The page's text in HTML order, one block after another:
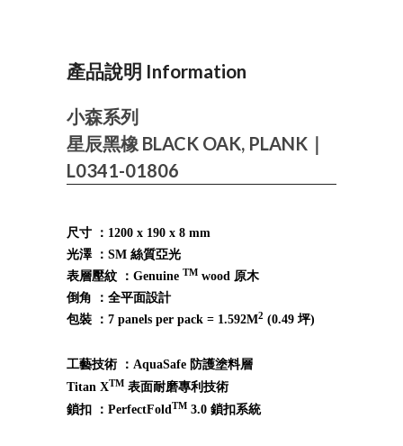
產品說明 Information
小森系列
星辰黑橡 BLACK OAK, PLANK｜
L0341-01806
尺寸 ：1200 x 190 x 8 mm
光澤 ：SM 絲質亞光
表層壓紋 ：Genuine TM wood 原木
倒角 ：全平面設計
包裝 ：7 panels per pack = 1.592M2 (0.49 坪)
工藝技術 ：AquaSafe 防護塗料層
Titan XTM 表面耐磨專利技術
鎖扣 ：PerfectFoldTM 3.0 鎖扣系統